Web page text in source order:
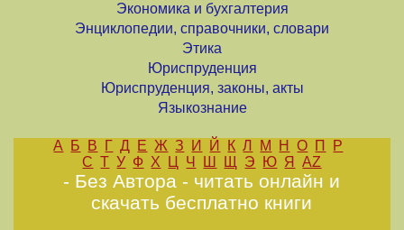
Экономика и бухгалтерия
Энциклопедии, справочники, словари
Этика
Юриспруденция
Юриспруденция, законы, акты
Языкознание
А Б В Г Д Е Ж З И Й К Л М Н О П
Р
С Т У Ф Х Ц Ч Ш Щ Э Ю Я AZ
- Без Автора - читать онлайн и
скачать бесплатно книги